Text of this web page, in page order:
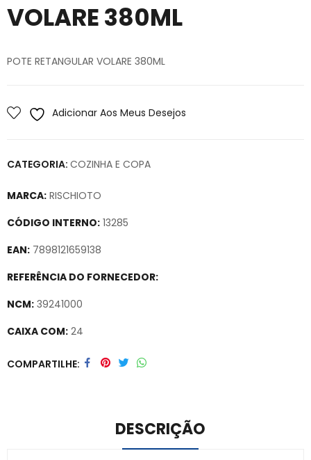
VOLARE 380ML
POTE RETANGULAR VOLARE 380ML
Adicionar Aos Meus Desejos
CATEGORIA: COZINHA E COPA
MARCA: RISCHIOTO
CÓDIGO INTERNO: 13285
EAN: 7898121659138
REFERÊNCIA DO FORNECEDOR:
NCM: 39241000
CAIXA COM: 24
Secure crypto portfolio manager for desktops and mobile –
COMPARTILHE
DESCRIÇÃO